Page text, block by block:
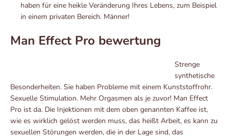
haben für eine heikle Veränderung Ihres Lebens, zum Beispiel
in einem privaten Bereich. Männer!
Man Effect Pro bewertung
Strenge
synthetische
Besonderheiten. Sie haben Probleme mit einem Kunststoffrohr.
Sexuelle Stimulation. Mehr Orgasmen als je zuvor! Man Effect
Pro ist da. Die Injektionen mit dem oben genannten Kaffee ist,
wie es wirklich gelöst werden muss, das heißt Arbeit, es kann zu
sexuellen Störungen werden, die in der Lage sind, das